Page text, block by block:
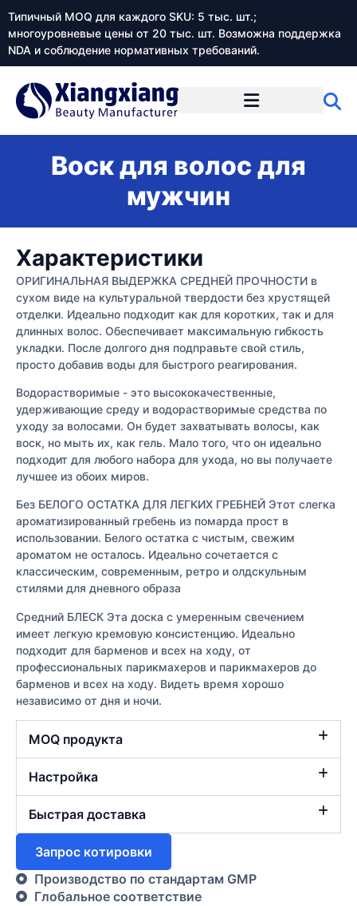
Типичный MOQ для каждого SKU: 5 тыс. шт.;
многоуровневые цены от 20 тыс. шт. Возможна поддержка
NDA и соблюдение нормативных требований.
Воск для волос для
мужчин
Характеристики
ОРИГИНАЛЬНАЯ ВЫДЕРЖКА СРЕДНЕЙ ПРОЧНОСТИ в
сухом виде на культуральной твердости без хрустящей
отделки. Идеально подходит как для коротких, так и для
длинных волос. Обеспечивает максимальную гибкость
укладки. После долгого дня подправьте свой стиль,
просто добавив воды для быстрого реагирования.
Водорастворимые - это высококачественные,
удерживающие среду и водорастворимые средства по
уходу за волосами. Он будет захватывать волосы, как
воск, но мыть их, как гель. Мало того, что он идеально
подходит для любого набора для ухода, но вы получаете
лучшее из обоих миров.
Без БЕЛОГО ОСТАТКА ДЛЯ ЛЕГКИХ ГРЕБНЕЙ Этот слегка
ароматизированный гребень из помарда прост в
использовании. Белого остатка с чистым, свежим
ароматом не осталось. Идеально сочетается с
классическим, современным, ретро и олдскульным
стилями для дневного образа
Средний БЛЕСК Эта доска с умеренным свечением
имеет легкую кремовую консистенцию. Идеально
подходит для барменов и всех на ходу, от
профессиональных парикмахеров и парикмахеров до
барменов и всех на ходу. Видеть время хорошо
независимо от дня и ночи.
MOQ продукта
Настройка
Быстрая доставка
Запрос котировки
Производство по стандартам GMP
Глобальное соответствие